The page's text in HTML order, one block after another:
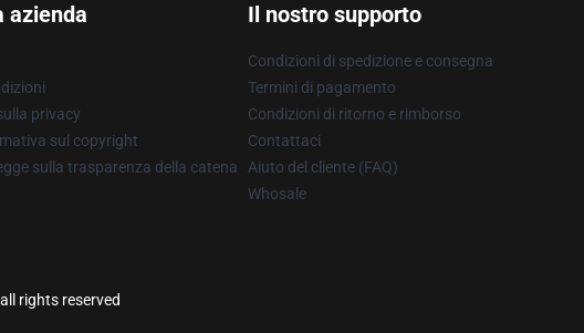
azienda
privacy
sul copyright
sulla trasparenza della catena
Il nostro supporto
Condizioni di spedizione e consegna
Termini di pagamento
Condizioni di ritorno e rimborso
Contattaci
Aiuto del cliente (FAQ)
Whosale
rights reserved